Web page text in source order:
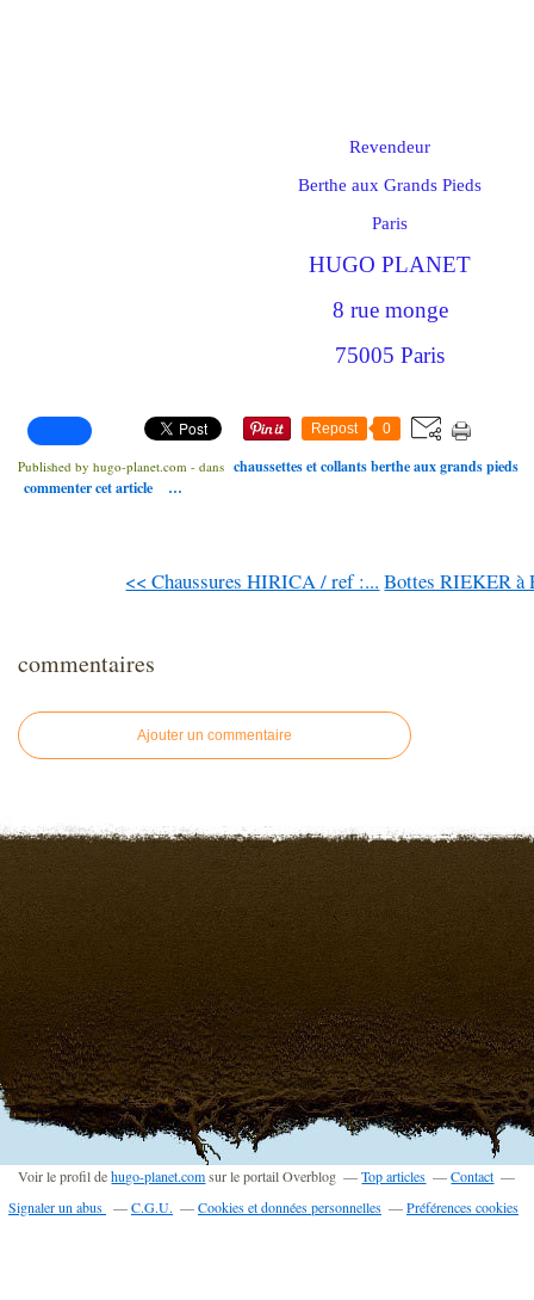
Revendeur
Berthe aux Grands Pieds
Paris
HUGO PLANET
8 rue monge
75005 Paris
Repost 0
Published by hugo-planet.com - dans chaussettes et collants berthe aux grands pieds
commenter cet article
…
<< Chaussures HIRICA / ref :... Bottes RIEKER à
commentaires
Ajouter un commentaire
Voir le profil dehugo-planet.comsur le portail Overblog Top articles
Contact
Signaler un abus
C.G.U. Cookies et données personnelles Préférences cookies